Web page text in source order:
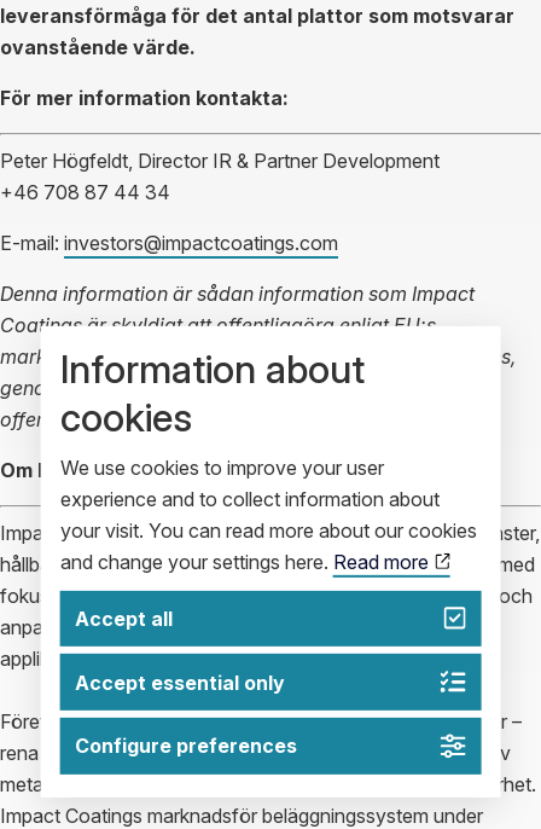
leveransförmåga för det antal plattor som motsvarar
ovanstående värde.
För mer information kontakta:
Peter Högfeldt, Director IR & Partner Development
+46 708 87 44 34
E-mail: investors@impactcoatings.com
Denna information är sådan information som Impact
Coatings är skyldigt att offentliggöra enligt EU:s
marknadsmissbruksförordning. Informationen lämnades,
genom ovanstående kontaktperson[er]s försorg, för
offentliggörande den 2023-02-21 17:33 CET.
Om Impact Coatings
Impact Coatings erbjuder kundfokuserade beläggningstjänster,
hållbar beläggningsteknik och flexibla beläggningssystem med
fokus på vätgaslösningar, autonoma säkerhetsfunktioner och
anpassade beläggningslösningar för specialiserade
applikationer.
Företaget använder vakuumbaserade beläggningsmetoder –
rena och hållbara processer för att applicera tunna lager av
metaller eller keramer som förbättrar prestanda och hållbarhet.
Impact Coatings marknadsför beläggningssystem under
Information about
cookies
We use cookies to improve your user
experience and to collect information about
your visit. You can read more about our cookies
and change your settings here. Read more
Accept all
Accept essential only
Configure preferences